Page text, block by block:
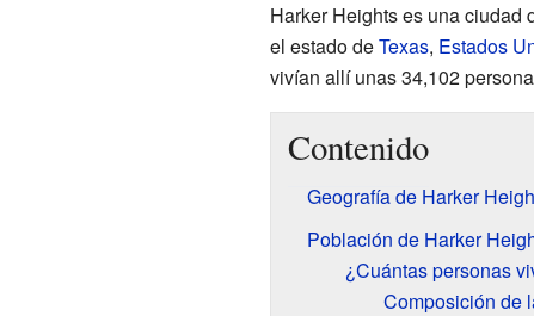
Harker Heights es una ciudad
el estado deTexas, Estados
vivían allí unas 34,102
Contenido
Geografía de Harker
Población de Harker
¿Cuántas personas
Composición de